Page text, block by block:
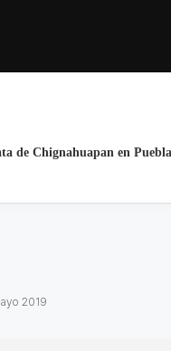
Galilea
2019